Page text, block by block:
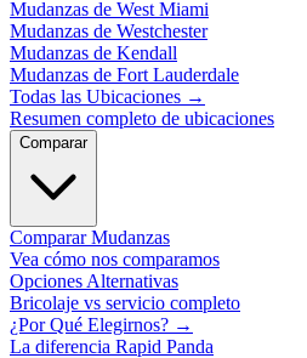
Mudanzas de West Miami
Mudanzas de Westchester
Mudanzas de Kendall
Mudanzas de Fort Lauderdale
Todas las Ubicaciones →
Resumen completo de ubicaciones
Comparar
Comparar Mudanzas
Vea cómo nos comparamos
Opciones Alternativas
Bricolaje vs servicio completo
¿Por Qué Elegirnos? →
La diferencia Rapid Panda